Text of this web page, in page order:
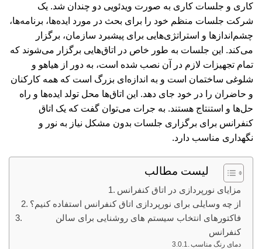
کاری و جلسات کاری به صورت ویدئویی دو چندان شد. یک
شرکت جلسات منظم خود را برای بحث در مورد ایده‌ها، برنامه‌ها،
چشم‌اندازها و استراتژی‌هایی برای پیشبرد سازمان، برگزار
می‌کند. این جلسات به طور خاص در اتاق‌هایی برگزار می‌شوند که
تمام تجهیزات لازم در آن نصب شده است، به دور از هیاهو و
شلوغی ساختمان است و به اندازه‌ای بزرگ است که همه کارکنان
و حاضران را در خود جای دهد. این اتاق‌ها محل تولد ایده‌ها و راه
حل‌ها و استنتاج هستند. به جرات می‌توان گفت که یک اتاق
کنفرانس برای برگزاری جلسات بدون مشکل نیاز به نور و
نگهداری مناسب دارد.
لیست مطالب
مزایای نور‌پردازی در اتاق کنفرانس
از چه وسایلی برای نورپردازی اتاق کنفرانس استفاده کنیم؟
فاکتورهای انتخاب سیستم های روشنایی برای سالن
کنفرانس
دمای رنگ مناسب